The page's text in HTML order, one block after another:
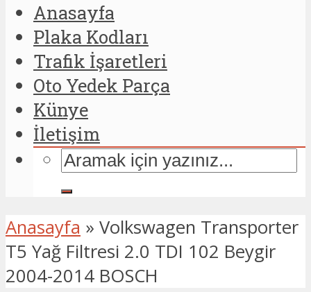
Anasayfa
Plaka Kodları
Trafik İşaretleri
Oto Yedek Parça
Künye
İletişim
Anasayfa » Volkswagen Transporter
T5 Yağ Filtresi 2.0 TDI 102 Beygir
2004-2014 BOSCH